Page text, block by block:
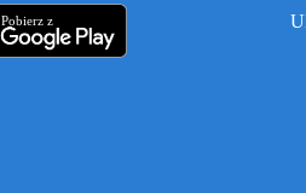
Pobierz z